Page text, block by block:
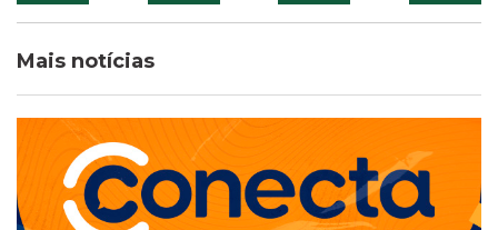
Mais notícias